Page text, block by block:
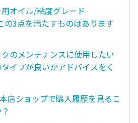
オイル/粘度グレード
の3点を満たすものはあります
のメンテナンスに使用したい
イプが良いかアドバイスをく
店ショップで購入履歴を見るこ